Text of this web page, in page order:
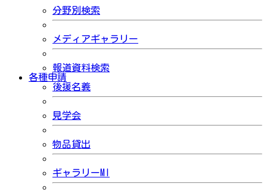
分野別検索
メディアギャラリー
報道資料検索
各種申請
後援名義
見学会
物品貸出
ギャラリーMI